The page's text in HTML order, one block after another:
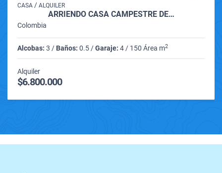
CASA / ALQUILER
ARRIENDO CASA CAMPESTRE DE…
Colombia
Alcobas: 3 / Baños: 0.5 /Garaje: 4 / 150 Área m2
Alquiler
$6.800.000